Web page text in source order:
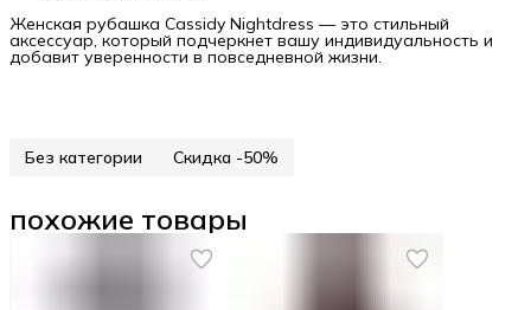
Женская рубашка Cassidy Nightdress — это стильный
аксессуар, который подчеркнет вашу индивидуальность и
добавит уверенности в повседневной жизни.
Без категории Скидка -50%
похожие товары